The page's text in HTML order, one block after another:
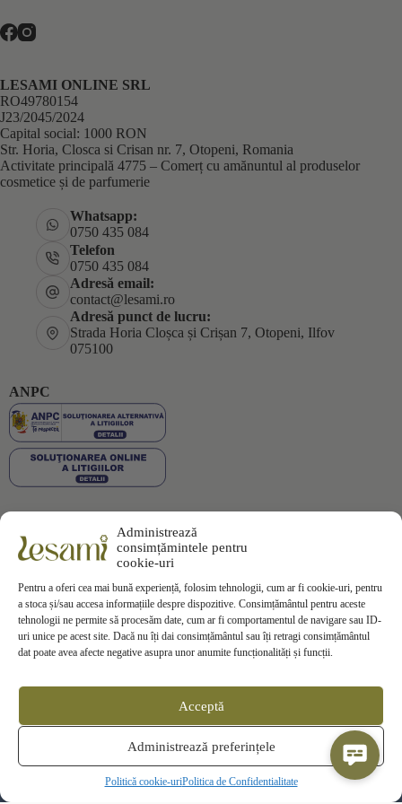
LESAMI ONLINE SRL
RO49780154
J23/2045/2024
Capital social: 1000 RON
Str. Horia, Closca si Crisan nr. 7, Otopeni, Romania
Activitate principală 4775 – Comerț cu amănuntul al produselor
cosmetice și de parfumerie
Whatsapp:
0750 435 084
Telefon
0750 435 084
Adresă email:
contact@lesami.ro
Adresă punct de lucru:
Strada Horia Cloșca și Crișan 7, Otopeni, Ilfov
075100
ANPC
Plata securizată
Informații
Politica de Retur
Administrează
consimțămintele pentru
cookie-uri
Pentru a oferi cea mai bună experiență, folosim tehnologii, cum ar fi cookie-uri, pentru
a stoca și/sau accesa informațiile despre dispozitive. Consimțământul pentru aceste
tehnologii ne permite să procesăm date, cum ar fi comportamentul de navigare sau ID-
uri unice pe acest site. Dacă nu îți dai consimțământul sau îți retragi consimțământul
dat poate avea afecte negative asupra unor anumite funcționalități și funcții.
Acceptă
Administrează preferințele
Politică cookie-uriPolitica de Confidentialitate